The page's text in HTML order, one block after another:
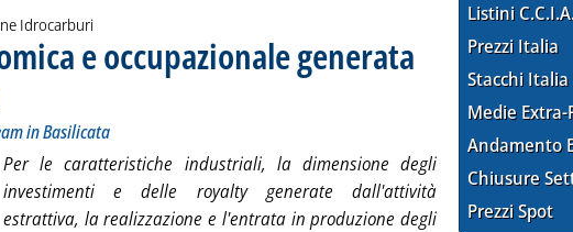
Idrocarburi
e occupazionale generata
. Sottotitolo: Dal report Total E&P sull'upstream in Basilicata
. Pubblicata venerdì 28 novembre 2014 alle 15.29.
in Basilicata
Per le caratteristiche industriali, la dimensione degli
investimenti e delle royalty generate dall'attività
estrattiva, la realizzazione e l'entrata in produzione degli
Listini
Prezzi Italia
Stacchi Italia
Medie Extra-
Andamento
Chiusure
Prezzi Spot